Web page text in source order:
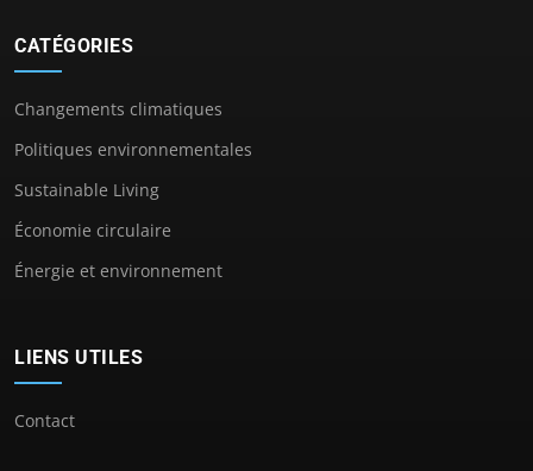
CATÉGORIES
Changements climatiques
Politiques environnementales
Sustainable Living
Économie circulaire
Énergie et environnement
LIENS UTILES
Contact